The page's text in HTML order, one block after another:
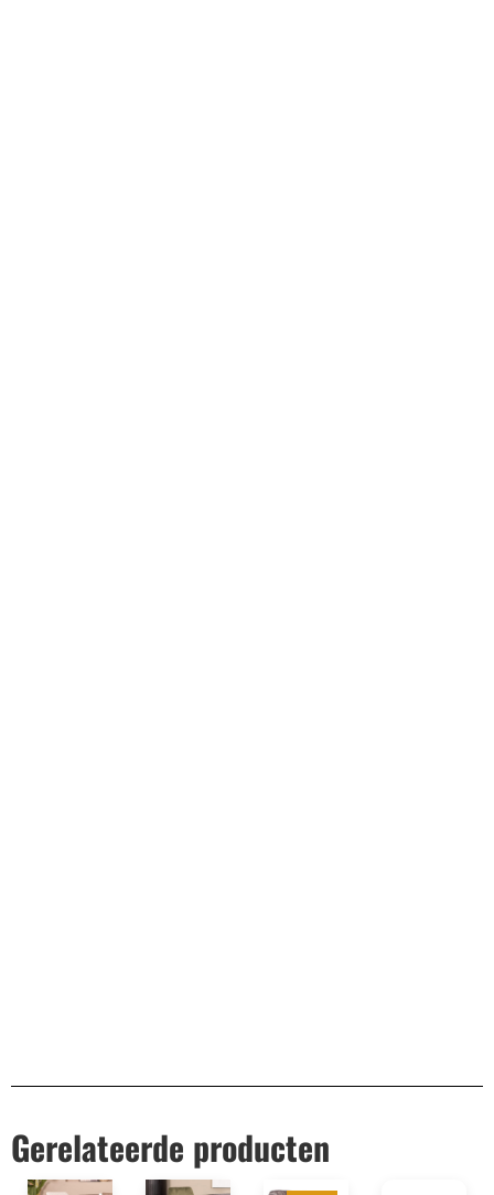
Gerelateerde producten